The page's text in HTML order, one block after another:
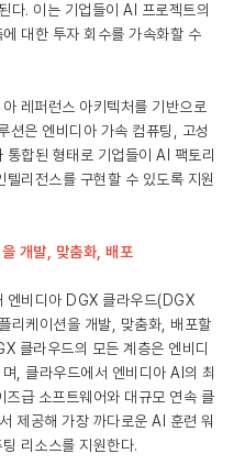
다. 이는 기업들이 AI 프로젝트의
대한 투자 회수를 가속화할 수
레퍼런스 아키텍처를 기반으로
션은 엔비디아 가속 컴퓨팅, 고성
합된 형태로 기업들이 AI 팩토리
리전스를 구현할 수 있도록 지원
개발, 맞춤화, 배포
엔비디아 DGX 클라우드(DGX
리케이션을 개발, 맞춤화, 배포할
클라우드의 모든 계층은 엔비디
, 클라우드에서 엔비디아 AI의 최
급 소프트웨어와 대규모 연속 클
제공해 가장 까다로운 AI 훈련 워
리소스를 지원한다.